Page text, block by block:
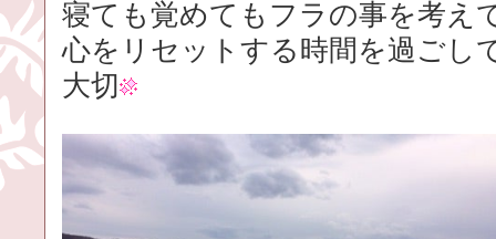
寝ても覚めてもフラの事を考え
心をリセットする時間を過ごし
大切